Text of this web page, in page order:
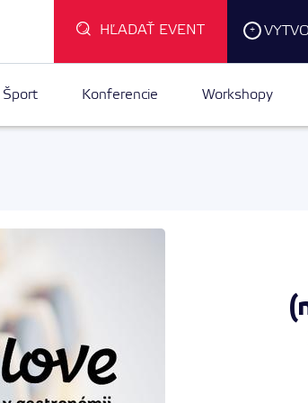
HĽADAŤ EVENT +
Šport Konferencie Workshopy